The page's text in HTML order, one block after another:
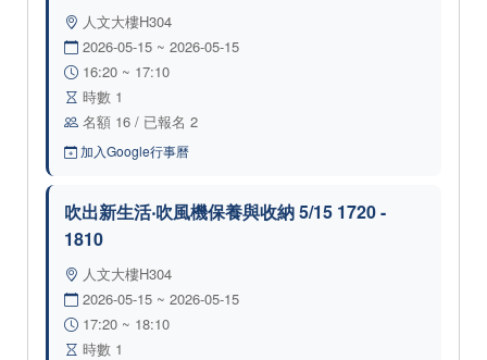
人文大樓H304
2026-05-15 ~ 2026-05-15
16:20 ~ 17:10
時數 1
名額 16 / 已報名 2
加入Google行事曆
吹出新生活‧吹風機保養與收納 5/15 1720 -
1810
人文大樓H304
2026-05-15 ~ 2026-05-15
17:20 ~ 18:10
時數 1